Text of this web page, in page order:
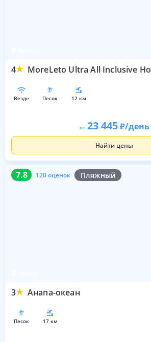
4 MoreLeto Ultra All Inclusive
везде песок 12 км
от 23 445 /день
Найти цены
7.8 120 оценок Пляжный
3 Анапа-океан
7.8 120 оценок
песок 17 км